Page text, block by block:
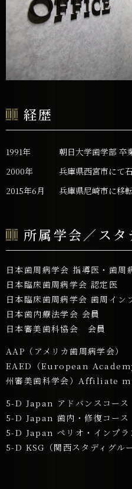
経歴
1991年
朝日大学歯学部 卒
2000年
兵庫県西宮市にて
2015年6月
兵庫県尼崎市に移
所属学会／スタ
日本歯周病学会 指導医・歯周
日本臨床歯周病学会 認定医
日本臨床歯周病学会 歯周イン
日本歯内療法学会 会員
日本審美歯科協会 会員
AAP（アメリカ歯周病学会）
EAED（European
州審美歯科学会）Affiliate
5-D Japan アドバンスコース
5-D Japan 歯内・修復コー
5-D Japan ペリオ・インプラ
5-D KSG（関西スタディグル